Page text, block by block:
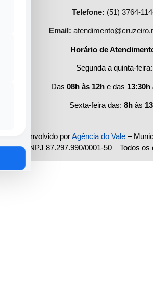
Telefone: (51) 3764-
Email:
Horário de
Segunda a quinta-feira:
Das 08h às 12h e das 13:30h
Sexta-feira das: 8hàs
Desenvolvido porAgência do Vale–
Sul CNPJ 87.297.990/0001-50 – Todos